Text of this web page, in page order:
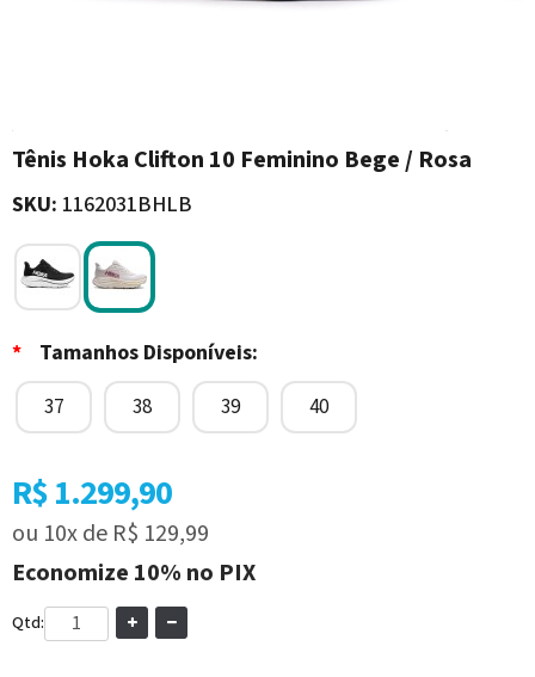
Tênis Hoka Clifton 10 Feminino Bege / Rosa
SKU: 1162031BHLB
* Tamanhos Disponíveis:
37 38 39 40
R$ 1.299,90
ou 10xde R$ 129,99
Economize 10% no PIX
Qtd: